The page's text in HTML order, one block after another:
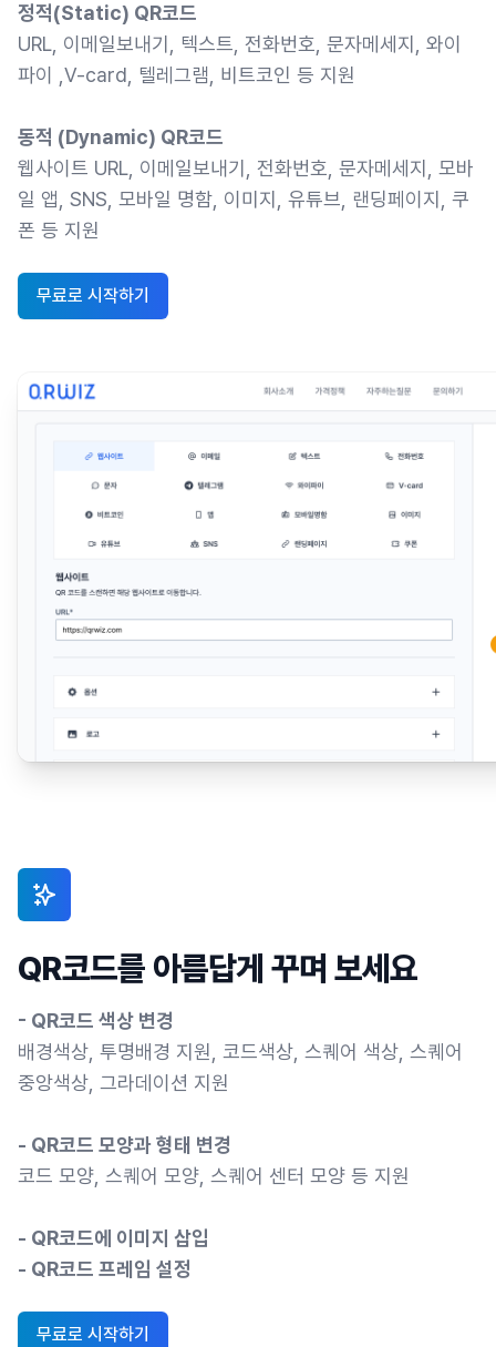
정적(Static) QR코드
URL, 이메일보내기, 텍스트, 전화번호, 문자메세지, 와이
파이 ,V-card, 텔레그램, 비트코인 등 지원
동적 (Dynamic) QR코드
웹사이트 URL, 이메일보내기, 전화번호, 문자메세지, 모바
일 앱, SNS, 모바일 명함, 이미지, 유튜브, 랜딩페이지, 쿠
폰 등 지원
무료로 시작하기
QR코드를 아름답게 꾸며 보세요
- QR코드 색상 변경
배경색상, 투명배경 지원, 코드색상, 스퀘어 색상, 스퀘어
중앙색상, 그라데이션 지원
- QR코드 모양과 형태 변경
코드 모양, 스퀘어 모양, 스퀘어 센터 모양 등 지원
- QR코드에 이미지 삽입
- QR코드 프레임 설정
무료로 시작하기